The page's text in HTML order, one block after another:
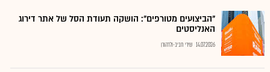
"הביצועים מטורפים": הושקה תעודת הסל של אתר דירוג
האנליסטים
14.07.2026 שירי חביב-ולדהורן